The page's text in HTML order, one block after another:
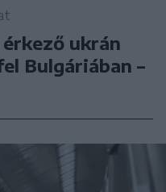
ukrán
Bulgáriában –